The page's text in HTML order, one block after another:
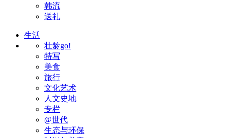
韩流
送礼
生活
壮龄go!
特写
美食
旅行
文化艺术
人文史地
专栏
@世代
生态与环保